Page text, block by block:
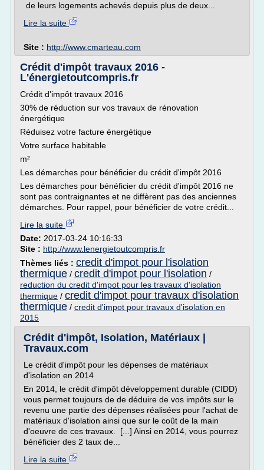
de leurs logements achevés depuis plus de deux...
Lire la suite
Site : http://www.cmarteau.com
Crédit d'impôt travaux 2016 -
L'énergietoutcompris.fr
Crédit d'impôt travaux 2016
30% de réduction sur vos travaux de rénovation
énergétique
Réduisez votre facture énergétique
Votre surface habitable
m²
Les démarches pour bénéficier du crédit d'impôt 2016
Les démarches pour bénéficier du crédit d'impôt 2016 ne
sont pas contraignantes et ne diffèrent pas des anciennes
démarches. Pour rappel, pour bénéficier de votre crédit...
Lire la suite
Date: 2017-03-24 10:16:33
Site : http://www.lenergietoutcompris.fr
Thèmes liés : credit d'impot pour l'isolation
thermique / credit d'impot pour l'isolation /
reduction du credit d'impot pour les travaux d'isolation
thermique / credit d'impot pour travaux d'isolation
thermique / credit d'impot pour travaux d'isolation en
2015
Crédit d'impôt, Isolation, Matériaux |
Travaux.com
Le crédit d'impôt pour les dépenses de matériaux
d'isolation en 2014
En 2014, le crédit d'impôt développement durable (CIDD)
vous permet toujours de de déduire de vos impôts sur le
revenu une partie des dépenses réalisées pour l'achat de
matériaux d'isolation ainsi que sur le coût de la main
d'oeuvre de ces travaux. [...] Ainsi en 2014, vous pourrez
bénéficier des 2 taux de...
Lire la suite